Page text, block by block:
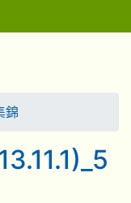
⏸
錦